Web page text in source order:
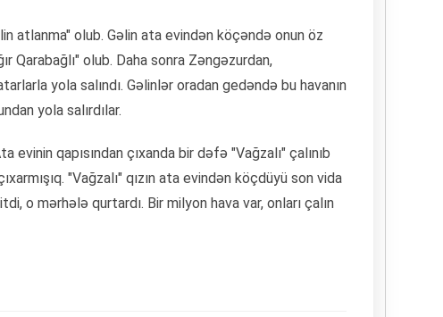
atlanma" olub. Gəlin ata evindən köçəndə onun öz
Qarabağlı" olub. Daha sonra Zəngəzurdan,
yola salındı. Gəlinlər oradan gedəndə bu havanın
yola salırdılar.
evinin qapısından çıxanda bir dəfə "Vağzalı" çalınıb
"Vağzalı" qızın ata evindən köçdüyü son vida
o mərhələ qurtardı. Bir milyon hava var, onları çalın